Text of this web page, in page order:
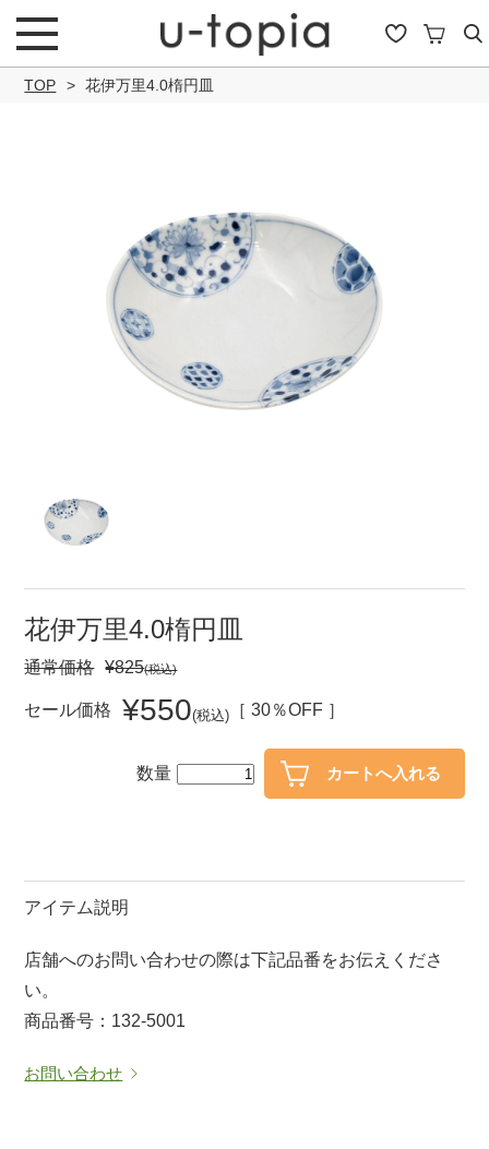
キーワード
セール
アイテム
小皿 中皿・取皿
長皿・さんま皿 付出皿
ポット 急須
そば千代口
TOP 花伊万里4.0楕円皿
花伊万里4.0楕円皿
通常価格 ¥825(税込)
セール価格 ¥550(税込) ［ 30％OFF ］
数量
アイテム説明
店舗へのお問い合わせの際は下記品番をお伝えくださ
い。
商品番号：132-5001
お問い合わせ